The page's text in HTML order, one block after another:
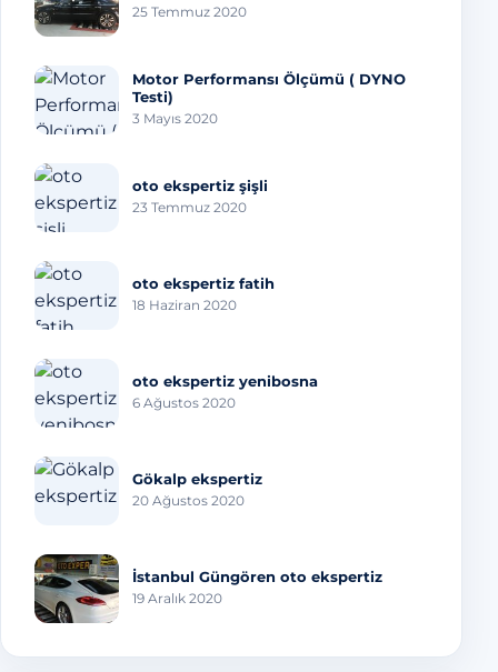
25 Temmuz 2020
Motor Performansı Ölçümü ( DYNO
Testi)
3 Mayıs 2020
oto ekspertiz şişli
23 Temmuz 2020
oto ekspertiz fatih
18 Haziran 2020
oto ekspertiz yenibosna
6 Ağustos 2020
Gökalp ekspertiz
20 Ağustos 2020
İstanbul Güngören oto ekspertiz
19 Aralık 2020